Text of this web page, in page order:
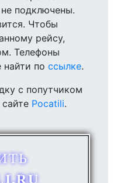
подключены.
Чтобы
рейсу,
Телефоны
по ссылке.
с попутчиком
Pocatili.